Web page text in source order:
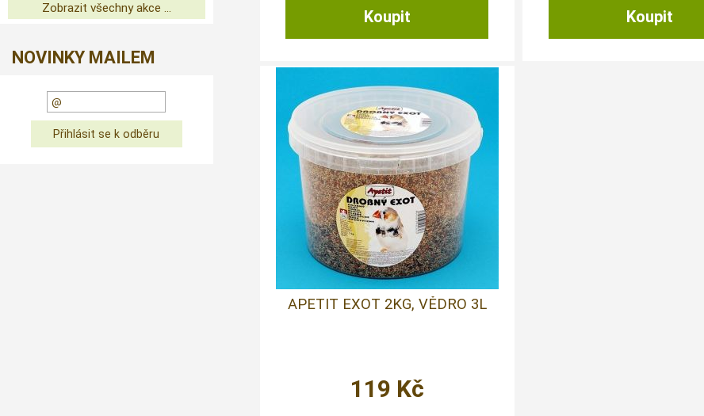
APETIT EXOT 2KG, VĚDRO 3L
119 Kč
Zobrazit všechny akce ...
NOVINKY MAILEM